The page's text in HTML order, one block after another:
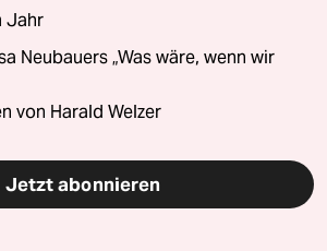
Jahr
Neubauers „Was wäre, wenn wir
von Harald Welzer
Jetzt abonnieren